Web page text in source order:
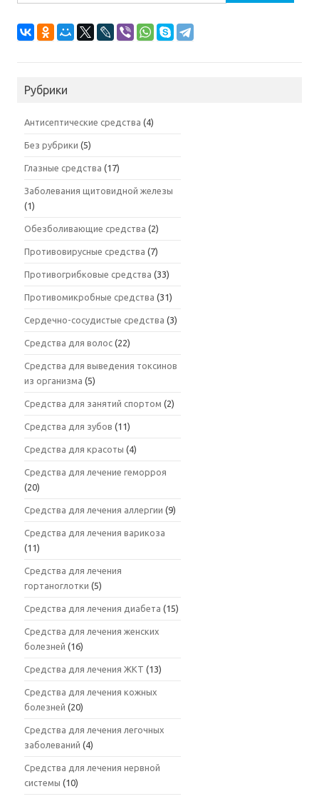
Рубрики
Антисептические средства (4)
Без рубрики (5)
Глазные средства (17)
Заболевания щитовидной железы
(1)
Обезболивающие средства (2)
Противовирусные средства (7)
Противогрибковые средства (33)
Противомикробные средства (31)
Сердечно-сосудистые средства (3)
Средства для волос (22)
Средства для выведения токсинов
из организма (5)
Средства для занятий спортом (2)
Средства для зубов (11)
Средства для красоты (4)
Средства для лечение геморроя
(20)
Средства для лечения аллергии (9)
Средства для лечения варикоза
(11)
Средства для лечения
гортаноглотки (5)
Средства для лечения диабета (15)
Средства для лечения женских
болезней (16)
Средства для лечения ЖКТ (13)
Средства для лечения кожных
болезней (20)
Средства для лечения легочных
заболеваний (4)
Средства для лечения нервной
системы (10)